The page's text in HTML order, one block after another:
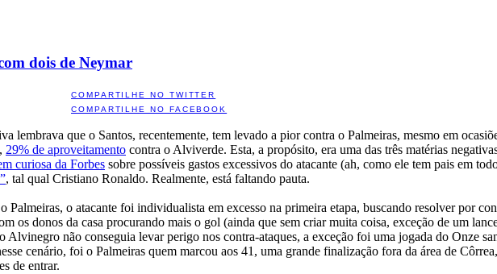
dois de Neymar
COMPARTILHE NO TWITTER
COMPARTILHE NO FACEBOOK
lembrava que o Santos, recentemente, tem levado a pior contra o Palmeiras, mesmo em
29% de aproveitamento contra o Alviverde. Esta, a propósito, era uma das três matérias
curiosa da Forbes sobre possíveis gastos excessivos do atacante (ah, como ele tem pais em
, tal qual Cristiano Ronaldo. Realmente, está faltando pauta.
Palmeiras, o atacante foi individualista em excesso na primeira etapa, buscando resolver por
os donos da casa procurando mais o gol (ainda que sem criar muita coisa, exceção de um
Alvinegro não conseguia levar perigo nos contra-ataques, a exceção foi uma jogada do Onze
cenário, foi o Palmeiras quem marcou aos 41, uma grande finalização fora da área de
de entrar.